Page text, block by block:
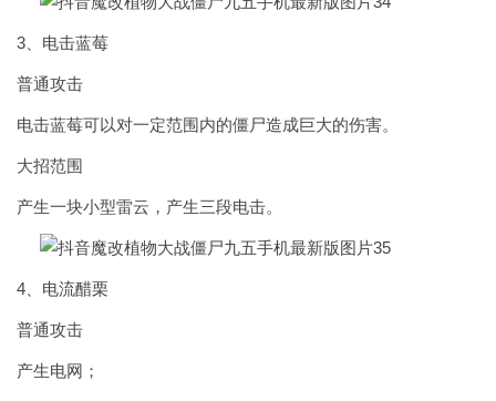
3、电击蓝莓
普通攻击
电击蓝莓可以对一定范围内的僵尸造成巨大的伤害。
大招范围
产生一块小型雷云，产生三段电击。
4、电流醋栗
普通攻击
产生电网；